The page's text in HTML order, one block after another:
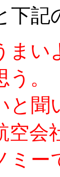
下記
ま
。
と
空会
ミ